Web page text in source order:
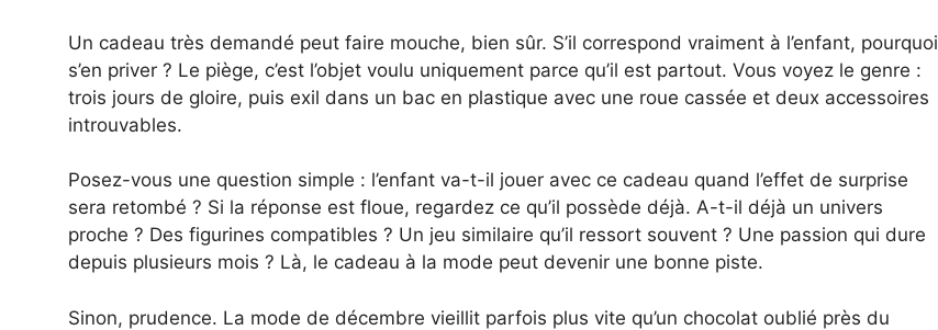
Un cadeau très demandé peut faire mouche, bien sûr. S’il correspond vraiment à l’enfant, pourquoi
s’en priver ? Le piège, c’est l’objet voulu uniquement parce qu’il est partout. Vous voyez le genre :
trois jours de gloire, puis exil dans un bac en plastique avec une roue cassée et deux accessoires
introuvables.
Posez-vous une question simple : l’enfant va-t-il jouer avec ce cadeau quand l’effet de surprise
sera retombé ? Si la réponse est floue, regardez ce qu’il possède déjà. A-t-il déjà un univers
proche ? Des figurines compatibles ? Un jeu similaire qu’il ressort souvent ? Une passion qui dure
depuis plusieurs mois ? Là, le cadeau à la mode peut devenir une bonne piste.
Sinon, prudence. La mode de décembre vieillit parfois plus vite qu’un chocolat oublié près du